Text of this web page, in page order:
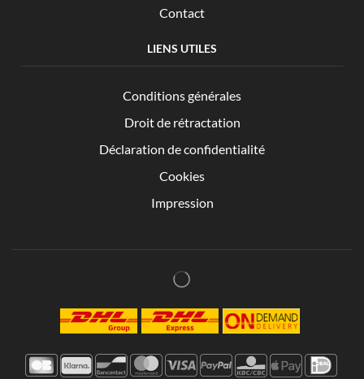
Contact
LIENS UTILES
Conditions générales
Droit de rétractation
Déclaration de confidentialité
Cookies
Impression